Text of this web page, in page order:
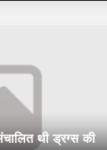
थी ड्रग्स की